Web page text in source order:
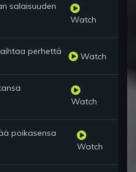
salaisuuden
Watch
perhettä Watch
Watch
poikasensa
Watch